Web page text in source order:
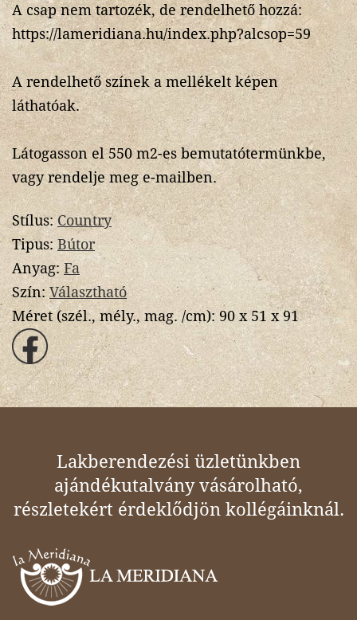
A csap nem tartozék, de rendelhető hozzá:
https://lameridiana.hu/index.php?alcsop=59
A rendelhető színek a mellékelt képen
láthatóak.
Látogasson el 550 m2-es bemutatótermünkbe,
vagy rendelje meg e-mailben.
Stílus:Country
Tipus:Bútor
Anyag: Fa
Szín:Választható
Méret (szél., mély., mag. /cm):90 x 51 x 91
Lakberendezési üzletünkben
ajándékutalvány vásárolható,
részletekért érdeklődjön kollégáinknál.